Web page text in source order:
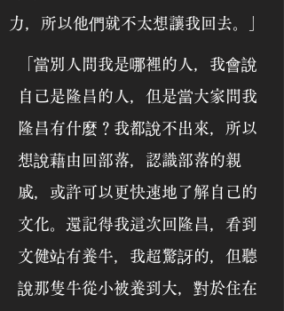
「當別人問我是哪裡的人，我會說
自己是隆昌的人，但是當大家問我
隆昌有什麼？我都說不出來，所以
想說藉由回部落，認識部落的親
戚，或許可以更快速地了解自己的
文化。還記得我這次回隆昌，看到
文健站有養牛，我超驚訝的，但聽
說那隻牛從小被養到大，對於住在
力，所以他們就不太想讓我回去。」